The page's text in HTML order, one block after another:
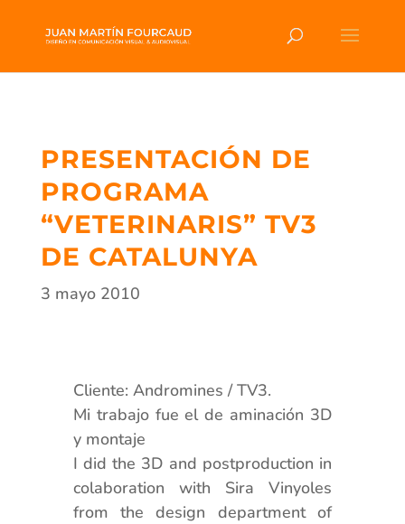
PRESENTACIÓN DE
PROGRAMA
“VETERINARIS” TV3
DE CATALUNYA
3 mayo 2010
Cliente: Andromines / TV3.
Mi trabajo fue el de aminación 3D
y montaje
I did the 3D and postproduction in
colaboration with Sira Vinyoles
from the design department of